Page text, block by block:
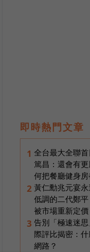
即時熱門文章
1 全台最大全聯
篤昌：還會有
何把餐廳健身
2 黃仁勳兆元宴
低調的二代鄭
被市場重新定價
3 告別「極速迷
際評比揭密：
網路？